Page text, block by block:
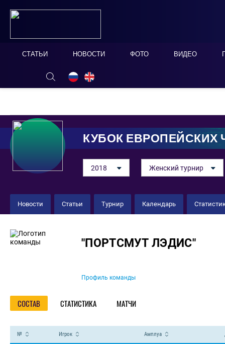
СТАТЬИ НОВОСТИ ФОТО ВИДЕО
ОНЛАЙН ТАБЛО СКРЫТЬ
КУБОК
2018 Женский турнир
Новости Статьи Турнир Календарь
Команда
"ПОРТСМУТ ЛЭДИС"
Профиль команды
СОСТАВ СТАТИСТИКА МАТЧИ
№ Игрок Амплуа